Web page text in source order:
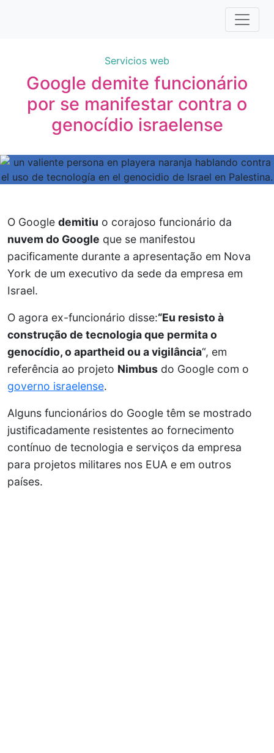
Servicios web
Google demite funcionário
por se manifestar contra o
genocídio israelense
O Google demitiu o corajoso funcionário da
nuvem do Google que se manifestou
pacificamente durante a apresentação em Nova
York de um executivo da sede da empresa em
Israel.
O agora ex-funcionário disse:“Eu resisto à
construção de tecnologia que permita o
genocídio, o apartheid ou a vigilância“, em
referência ao projeto Nimbus do Google com o
governo israelense.
Alguns funcionários do Google têm se mostrado
justificadamente resistentes ao fornecimento
contínuo de tecnologia e serviços da empresa
para projetos militares nos EUA e em outros
países.